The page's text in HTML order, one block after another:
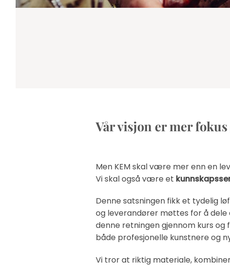
Vår visjon er mer
Men KEM skal være mer enn en
Vi skal også være et
Denne satsningen fikk et tydelig
og leverandører møttes for å dele
denne retningen gjennom kurs
både profesjonelle kunstnere og
Vi tror at riktig materiale,